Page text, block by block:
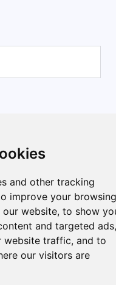
and other tracking
improve your browsing
our website, to show
and targeted ads,
website traffic, and to
our visitors are